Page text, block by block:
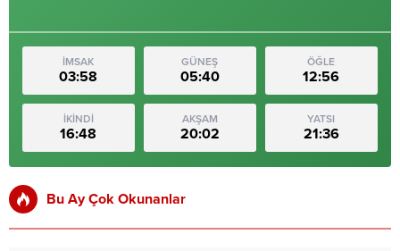
İMSAK
03:58
GÜNEŞ
05:40
ÖĞLE
12:56
İKİNDİ
16:48
AKŞAM
20:02
YATSI
21:36
Bu Ay Çok Okunanlar